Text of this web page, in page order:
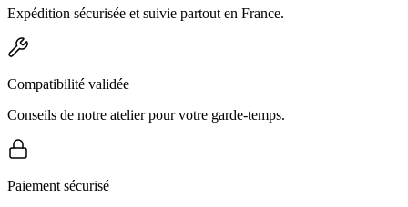
Expédition sécurisée et suivie partout en France.
Compatibilité validée
Conseils de notre atelier pour votre garde-temps.
Paiement sécurisé